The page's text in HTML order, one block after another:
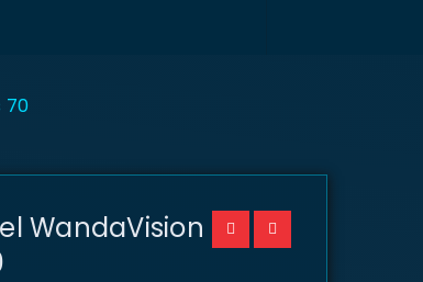
70
WandaVision